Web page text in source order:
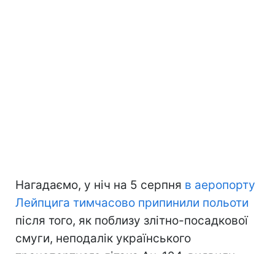
Нагадаємо, у ніч на 5 серпня в аеропорту
Лейпцига тимчасово припинили польоти
після того, як поблизу злітно-посадкової
смуги, неподалік українського